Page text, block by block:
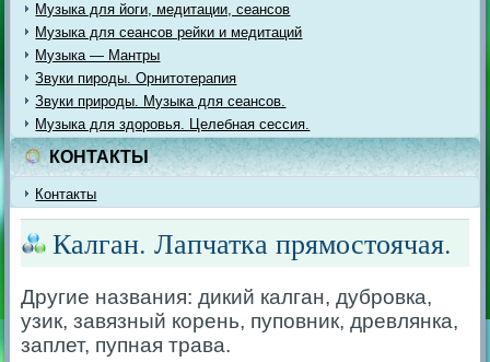
Музыка для йоги, медитации, сеансов
Музыка для сеансов рейки и медитаций
Музыка — Мантры
Звуки пироды. Орнитотерапия
Звуки природы. Музыка для сеансов.
Музыка для здоровья. Целебная сессия.
КОНТАКТЫ
Контакты
Калган. Лапчатка прямостоячая.
Другие названия: дикий калган, дубровка,
узик, завязный корень, пуповник, древлянка,
заплет, пупная трава.